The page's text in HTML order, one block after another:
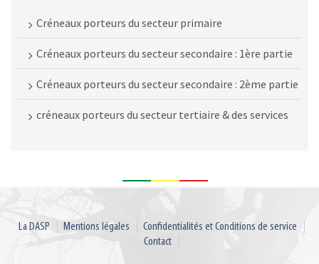
Créneaux porteurs du secteur primaire
Créneaux porteurs du secteur secondaire : 1ère partie
Créneaux porteurs du secteur secondaire : 2ème partie
créneaux porteurs du secteur tertiaire & des services
La DASP Mentions légales
Confidentialités et Conditions de service
Contact